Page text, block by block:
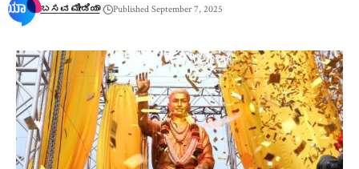
ಬಸವ ಮೀಡಿಯಾ Published September 7, 2025